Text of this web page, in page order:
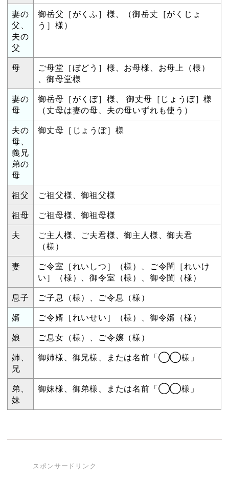
妻の
父、
夫の
父
御岳父［がくふ］様、（御岳丈［がくじょ
う］様）
母
ご母堂［ぼどう］様、お母様、お母上（様）
、御母堂様
妻の
母
御岳母［がくぼ］様、 御丈母［じょうぼ］様
（丈母は妻の母、夫の母いずれも使う）
夫の
母、
義兄
弟の
母
御丈母［じょうぼ］様
祖父
ご祖父様、御祖父様
祖母
ご祖母様、御祖母様
夫
ご主人様、ご夫君様、御主人様、御夫君
（様）
妻
ご令室［れいしつ］（様）、ご令閨［れいけ
い］（様）、御令室（様）、御令閨（様）
息子
ご子息（様）、ご令息（様）
婿
ご令婿［れいせい］（様）、御令婿（様）
娘
ご息女（様）、ご令嬢（様）
姉、
兄
御姉様、御兄様、または名前「◯◯様」
弟、
妹
御妹様、御弟様、または名前「◯◯様」
スポンサードリンク